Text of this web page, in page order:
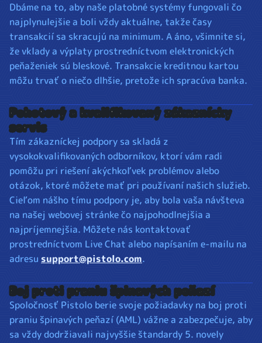
Dbáme na to, aby naše platobné systémy fungovali čo
najplynulejšie a boli vždy aktuálne, takže časy
transakcií sa skracujú na minimum. A áno, všimnite si,
že vklady a výplaty prostredníctvom elektronických
peňaženiek sú bleskové. Transakcie kreditnou kartou
môžu trvať o niečo dlhšie, pretože ich spracúva banka.
Pohotový a kvalifikovaný zákaznícky
servis
Tím zákazníckej podpory sa skladá z
vysokokvalifikovaných odborníkov, ktorí vám radi
pomôžu pri riešení akýchkoľvek problémov alebo
otázok, ktoré môžete mať pri používaní našich služieb.
Cieľom nášho tímu podpory je, aby bola vaša návšteva
na našej webovej stránke čo najpohodlnejšia a
najpríjemnejšia. Môžete nás kontaktovať
prostredníctvom Live Chat alebo napísaním e-mailu na
adresu support@pistolo.com.
Boj proti praniu špinavých peňazí
Spoločnosť Pistolo berie svoje požiadavky na boj proti
praniu špinavých peňazí (AML) vážne a zabezpečuje, aby
sa vždy dodržiavali najvyššie štandardy 5. novely